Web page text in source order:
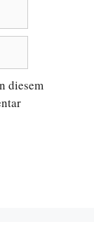
diesem